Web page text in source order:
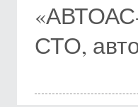
СТО,